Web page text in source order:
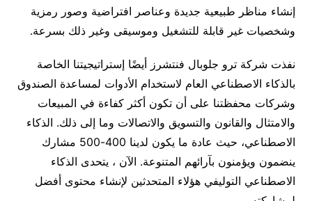
إنشاء مناظر طبيعية جديدة وعناصر افتراضية وصور رمزية
وشخصيات غير قابلة للتشغيل وموسيقى وغير ذلك بسرعة.
نفذت شركة ترو جلوبال فنتشرز أيضًا إستراتيجيتنا الخاصة
بالذكاء الاصطناعي العام لاستخدام الأدوات لمساعدة الصندوق
وشركات محفظتنا على أن تكون أكثر كفاءة في المبيعات
والامتثال والقانون والتسويق والاتصالات وما إلى ذلك. الذكاء
الاصطناعي، حيث عادة ما يكون لدينا 400-500 مشارك
ينضمون ويؤمنون بآرائهم المتنوعة. الآن ، يتحدى الذكاء
الاصطناعي التوليفي هؤلاء المتحدثين لإنشاء محتوى أفضل